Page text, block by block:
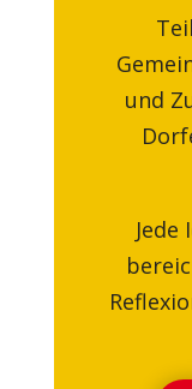
und
Jede